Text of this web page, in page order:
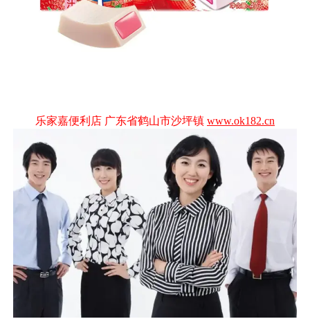
乐家嘉便利店 广东省鹤山市沙坪镇 www.ok182.cn